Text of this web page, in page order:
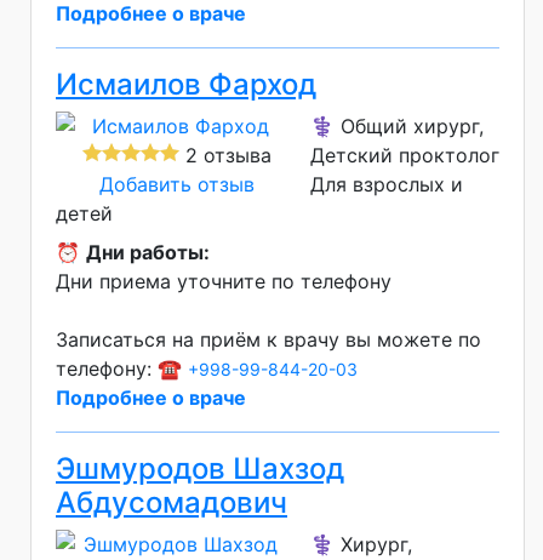
Подробнее о враче
Исмаилов Фарход
2 отзыва
Добавить отзыв
⚕️ Общий хирург,
Детский проктолог
Для взрослых и
детей
⏰ Дни работы:
Дни приема уточните по телефону
Записаться на приём к врачу вы можете по
телефону: ☎️ +998-99-844-20-03
Подробнее о враче
Эшмуродов Шахзод
Абдусомадович
⚕️ Хирург,